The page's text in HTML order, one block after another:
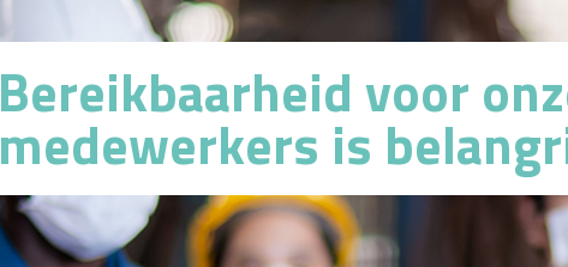
Bereikbaarheid voor
medewerkers is